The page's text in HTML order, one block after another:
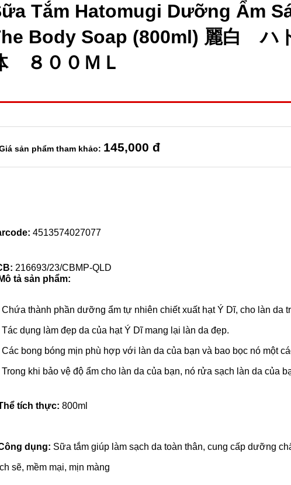
Tắm Hatomugi Dưỡng Ẩm
Body Soap (800ml) 麗白 ハ
８００ＭＬ
sản phẩm tham khảo: 145,000 đ
4513574027077
216693/23/CBMP-QLD
Mô tả sản phẩm:
Chứa thành phần dưỡng ẩm tự nhiên chiết xuất hạt Ý Dĩ, cho làn da
Tác dụng làm đẹp da của hạt Ý Dĩ mang lại làn da đẹp.
Các bong bóng mịn phù hợp với làn da của bạn và bao bọc nó một
Trong khi bảo vệ độ ẩm cho làn da của bạn, nó rửa sạch làn da của
tích thực: 800ml
dụng: Sữa tắm giúp làm sạch da toàn thân, cung cấp dưỡng
sẽ, mềm mại, mịn màng